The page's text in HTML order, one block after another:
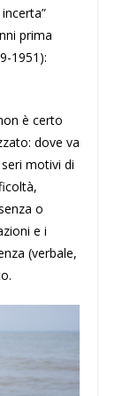
prima
1951):
è certo
dove va
motivi di
o
e i
(verbale,